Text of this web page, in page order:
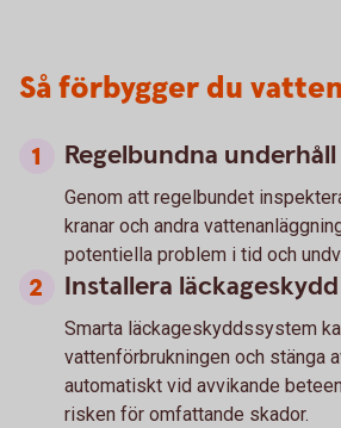
Så förbygger du
Regelbundna underhåll
Genom att regelbundet
kranar och andra
potentiella problem i tid och
Installera läckageskydd
Smarta läckageskyddssystem
vattenförbrukningen och stänga
automatiskt vid avvikande
risken för omfattande skador.